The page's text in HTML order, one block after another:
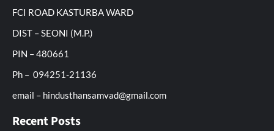
FCI ROAD KASTURBA WARD
DIST – SEONI (M.P.)
PIN – 480661
Ph – 094251-21136
email – hindusthansamvad@gmail.com
Recent Posts